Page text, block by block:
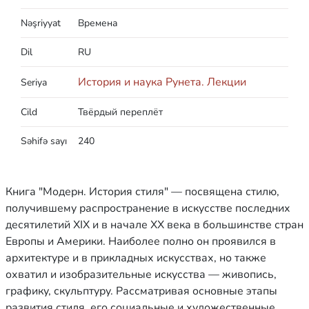
Nəşriyyat Времена
Dil RU
Seriya История и наука Рунета. Лекции
Cild Твёрдый переплёт
Səhifə sayı 240
Книга "Модерн. История стиля" — посвящена стилю,
получившему распространение в искусстве последних
десятилетий XIX и в начале XX века в большинстве стран
Европы и Америки. Наиболее полно он проявился в
архитектуре и в прикладных искусствах, но также
охватил и изобразительные искусства — живопись,
графику, скульптуру. Рассматривая основные этапы